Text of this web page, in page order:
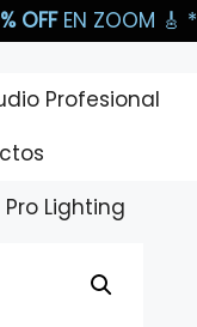
OFF EN ZOOM 🎸​ *
Profesional
Pro Lighting